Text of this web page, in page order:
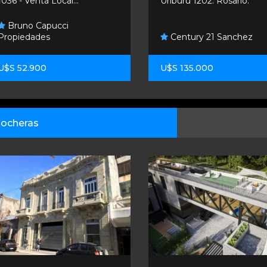
Bruno Capucci
52.900
Century 21 Sanchez
U$S 135.000